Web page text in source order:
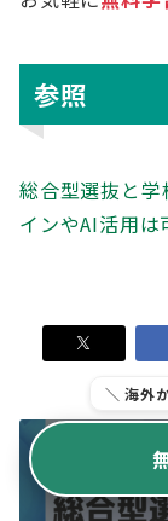
参照
総合型選抜と
インやAI活用
＼ 海外
TCK